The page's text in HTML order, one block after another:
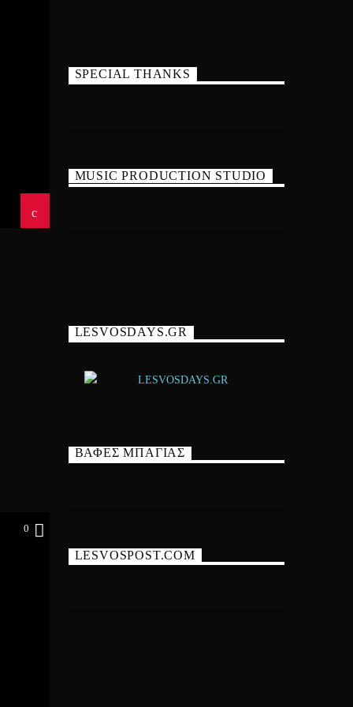
0
SPECIAL THANKS
MUSIC PRODUCTION STUDIO
LESVOSDAYS.GR
ΒΑΦΕΣ ΜΠΑΓΙΑΣ
LESVOSPOST.COM